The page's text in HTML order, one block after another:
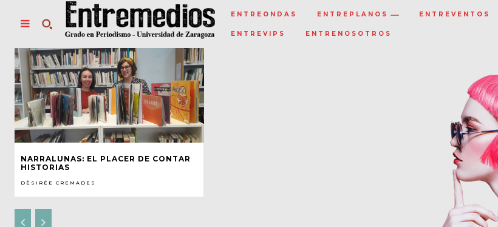
ENTREONDAS ENTREPLANOS ENTREVENTOS
ENTREVIPS ENTRENOSOTROS
NARRALUNAS: EL PLACER DE CONTAR
HISTORIAS
DÈSIRÉE CREMADES